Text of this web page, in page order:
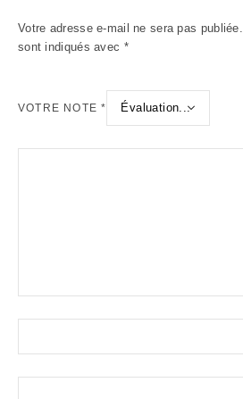
Votre adresse e-mail ne sera pas publiée.
sont indiqués avec *
VOTRE NOTE*